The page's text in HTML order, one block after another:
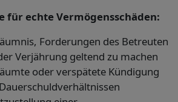
für echte Vermögensschäden:
Forderungen des Betreuten
Verjährung geltend zu machen
oder verspätete Kündigung